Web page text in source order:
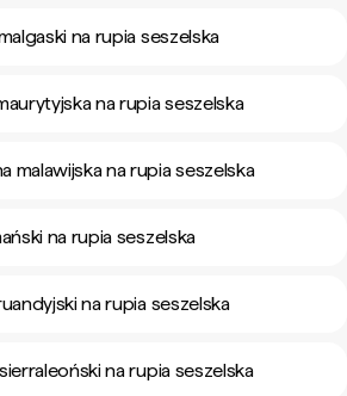
na rupia seszelska
na rupia seszelska
malawijska na rupia seszelska
na rupia seszelska
na rupia seszelska
na rupia seszelska